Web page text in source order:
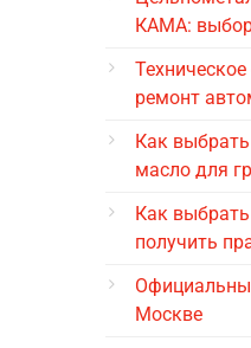
КАМА:
ремонт
Как
масло для
Как
получить
Москве